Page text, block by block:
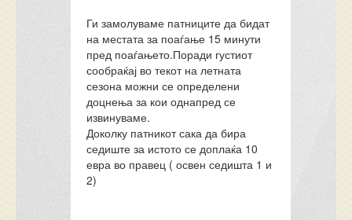
Ги замолуваме патниците да бидат
на местата за поаѓање 15 минути
пред поаѓањето.Поради густиот
сообраќај во текот на летната
сезона можни се определени
доцнења за кои однапред се
извинуваме.
Доколку патникот сака да бира
седиште за истото се доплаќа 10
евра во правец ( освен седишта 1 и
2)